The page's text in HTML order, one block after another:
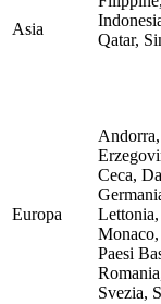
Asia
Qatar,
Europa
Ceca,
Paesi
Svezia,